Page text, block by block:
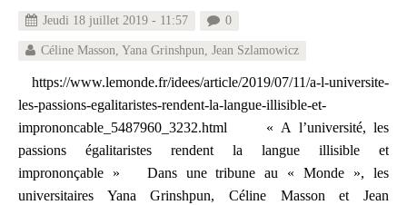
Jeudi 18 juillet 2019 - 11:57 0
Céline Masson, Yana Grinshpun, Jean Szlamowicz
https://www.lemonde.fr/idees/article/2019/07/11/a-l-universite-
les-passions-egalitaristes-rendent-la-langue-illisible-et-
imprononcable_5487960_3232.html « A l’université, les
passions égalitaristes rendent la langue illisible et
imprononçable » Dans une tribune au « Monde », les
universitaires Yana Grinshpun, Céline Masson et Jean